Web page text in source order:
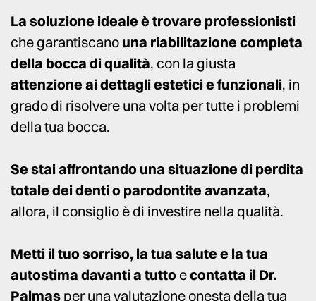
La soluzione ideale è trovare professionisti
che garantiscano una riabilitazione completa
della bocca di qualità, con la giusta
attenzione ai dettagli estetici e funzionali, in
grado di risolvere una volta per tutte i problemi
della tua bocca.
Se stai affrontando una situazione di perdita
totale dei denti o parodontite avanzata,
allora, il consiglio è di investire nella qualità.
Metti il tuo sorriso, la tua salute e la tua
autostima davanti a tuttoecontatta il Dr.
Palmas per una valutazione onesta della tua